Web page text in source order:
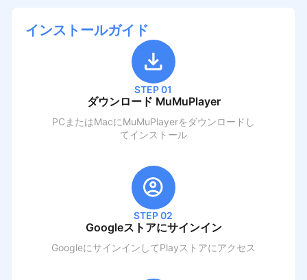
インストールガイド
STEP 01
ダウンロード MuMuPlayer
PCまたはMacにMuMuPlayerをダウンロードし
てインストール
STEP 02
Googleストアにサインイン
GoogleにサインインしてPlayストアにアクセス